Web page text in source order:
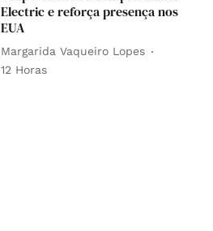
Electric e reforça presença nos
EUA
Margarida Vaqueiro Lopes
12 Horas